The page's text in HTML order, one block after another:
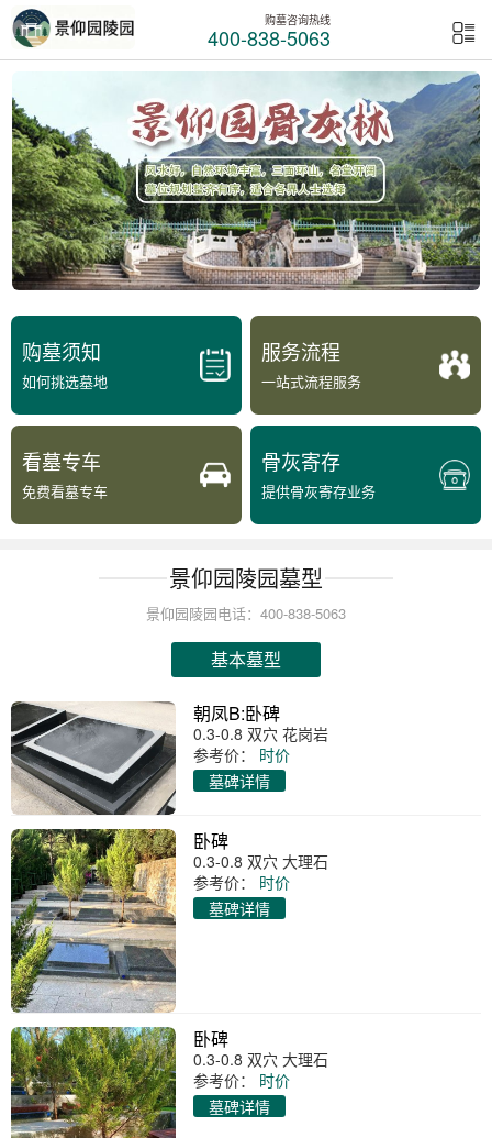
购墓咨询热线
400-838-5063
购墓须知
如何挑选墓地
服务流程
一站式流程服务
看墓专车
免费看墓专车
骨灰寄存
提供骨灰寄存业务
景仰园陵园墓型
景仰园陵园电话：400-838-5063
基本墓型
朝凤B:卧碑
0.3-0.8 双穴 花岗岩
参考价：
时价
墓碑详情
卧碑
0.3-0.8 双穴 大理石
参考价：
时价
墓碑详情
卧碑
0.3-0.8 双穴 大理石
参考价：
时价
墓碑详情